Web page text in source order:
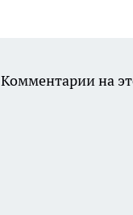
Комментарии на